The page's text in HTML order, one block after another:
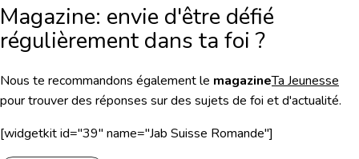
Magazine: envie d'être défié
régulièrement dans ta foi ?
Nous te recommandons également le magazineTa Jeunesse
pour trouver des réponses sur des sujets de foi et d'actualité.
[widgetkit id="39" name="Jab Suisse Romande"]